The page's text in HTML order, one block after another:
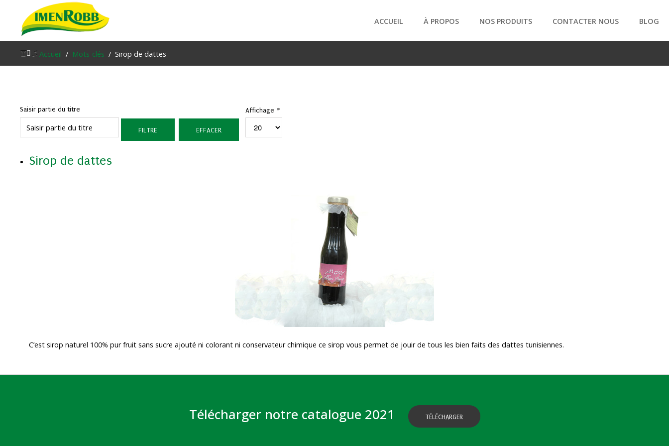
Accueil
Contacter Nous
Blog
ACCUEIL À PROPOS NOS PRODUITS CONTACTER NOUS BLOG
Accueil Mots-clés Sirop de dattes
Saisir partie du titre
FILTRE EFFACER
Affichage #
Sirop de dattes
C’est sirop naturel 100% pur fruit sans sucre ajouté ni colorant ni conservateur chimique ce sirop vous permet de jouir de tous les bien faits des dattes tunisiennes.
Télécharger notre catalogue 2021 TÉLÉCHARGER